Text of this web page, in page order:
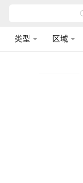
类型 区域